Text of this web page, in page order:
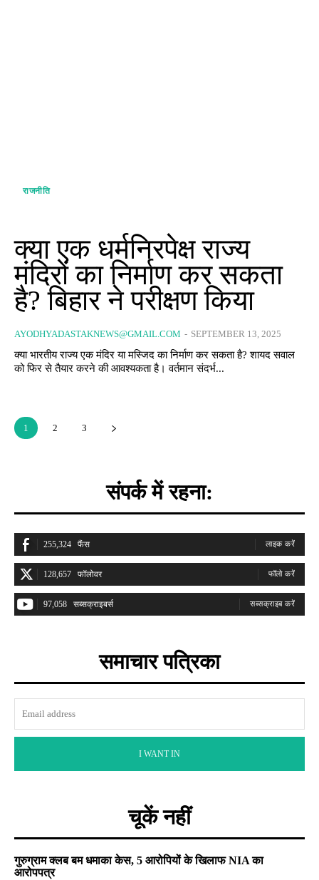
राजनीति
क्या एक धर्मनिरपेक्ष राज्य
मंदिरों का निर्माण कर सकता
है? बिहार ने परीक्षण किया
AYODHYADASTAKNEWS@GMAIL.COM - SEPTEMBER 13, 2025
क्या भारतीय राज्य एक मंदिर या मस्जिद का निर्माण कर सकता है? शायद सवाल
को फिर से तैयार करने की आवश्यकता है। वर्तमान संदर्भ...
1 2 3
संपर्क में रहना:
255,324 फैंस लाइक करें
128,657 फॉलोवर फॉलो करें
97,058 सब्सक्राइबर्स सब्सक्राइब करें
समाचार पत्रिका
I WANT IN
चूकें नहीं
गुरुग्राम क्लब बम धमाका केस, 5 आरोपियों के खिलाफ NIA का
आरोपपत्र